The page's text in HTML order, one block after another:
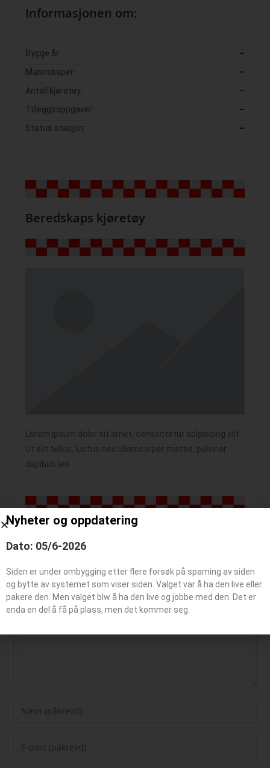
Informasjonen om:
Bygge år:
–
Mannskaper:
–
Antall kjøretøy:
–
Tilleggsoppgaver:
–
Status stasjon:
–
Beredskaps kjøretøy
Lorem ipsum dolor sit amet, consectetur adipiscing elit.
Ut elit tellus, luctus nec ullamcorper mattis, pulvinar
dapibus leo.
Legg igjen en kommentar
Nyheter og oppdatering
Dato: 05/6-2026
Siden er under ombygging etter flere forsøk på spaming av siden
og bytte av systemet som viser siden. Valget var å ha den live eller
pakere den. Men valget blw å ha den live og jobbe med den. Det er
enda en del å få på plass, men det kommer seg.